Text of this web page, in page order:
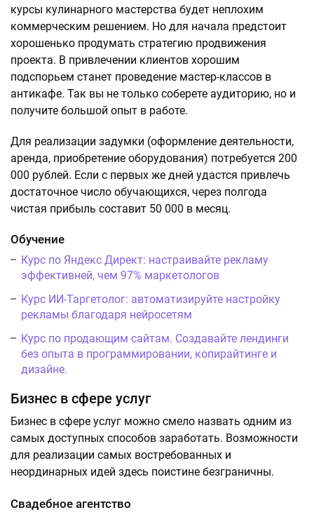
курсы кулинарного мастерства будет неплохим
коммерческим решением. Но для начала предстоит
хорошенько продумать стратегию продвижения
проекта. В привлечении клиентов хорошим
подспорьем станет проведение мастер-классов в
антикафе. Так вы не только соберете аудиторию, но и
получите большой опыт в работе.
Для реализации задумки (оформление деятельности,
аренда, приобретение оборудования) потребуется 200
000 рублей. Если с первых же дней удастся привлечь
достаточное число обучающихся, через полгода
чистая прибыль составит 50 000 в месяц.
Обучение
Курс по Яндекс Директ: настраивайте рекламу
эффективней, чем 97% маркетологов
Курс ИИ-Таргетолог: автоматизируйте настройку
рекламы благодаря нейросетям
Курс по продающим сайтам. Создавайте лендинги
без опыта в программировании, копирайтинге и
дизайне.
Бизнес в сфере услуг
Бизнес в сфере услуг можно смело назвать одним из
самых доступных способов заработать. Возможности
для реализации самых востребованных и
неординарных идей здесь поистине безграничны.
Свадебное агентство